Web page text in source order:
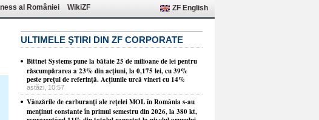
al României WikiZF ZF English
ULTIMELE ŞTIRI DIN ZF CORPORATE
Bittnet Systems pune la bătaie 25 de milioane de lei pentru
răscumpărarea a 23% din acţiuni, la 0,175 lei, cu 39%
peste preţul de referinţă. Acţiunile urcă vineri cu 14%
astăzi, 10:57
Vânzările de carburanţi ale reţelei MOL în România s-au
menţinut constante în primul semestru din 2026, la 380 kt,